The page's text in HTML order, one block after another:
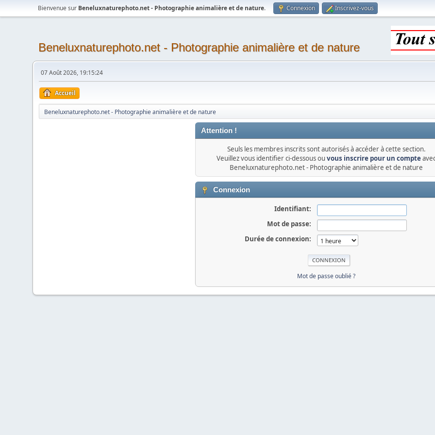
Bienvenue sur Beneluxnaturephoto.net - Photographie animalière et de nature. Connexion Inscrivez-vous
Beneluxnaturephoto.net - Photographie animalière et de nature
07 Août 2026, 19:15:24
Accueil
Beneluxnaturephoto.net - Photographie animalière et de nature
Attention !
Seuls les membres inscrits sont autorisés à accéder à cette section.
Veuillez vous identifier ci-dessous ou vous inscrire pour un compte
Beneluxnaturephoto.net - Photographie animalière et de nature
Connexion
Identifiant:
Mot de passe:
Durée de connexion:
Mot de passe oublié ?